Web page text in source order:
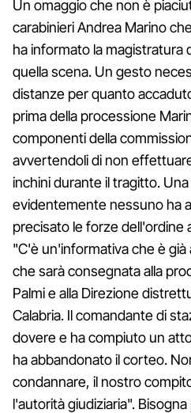
Un omaggio che non è
carabinieri Andrea Marino
ha informato la magistratura
quella scena. Un gesto
distanze per quanto
prima della processione
componenti della
avvertendoli di non
inchini durante il tragitto.
evidentemente nessuno ha
precisato le forze dell'ordine
"C'è un'informativa che è
che sarà consegnata alla
Palmi e alla Direzione
Calabria. Il comandante di
dovere e ha compiuto un
ha abbandonato il corteo.
condannare, il nostro
l'autorità giudiziaria".